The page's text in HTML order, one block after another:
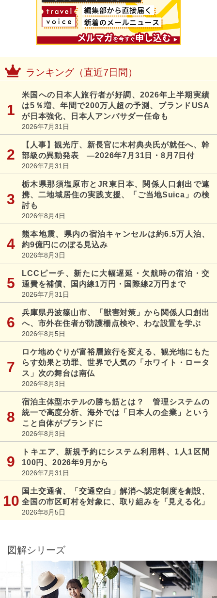
ランキング（直近7日間）
米国への日本人旅行者が好調、2026年上半期実績
は5％増、年間で200万人超の予測、ブランドUSA
が日本強化、日本人アンバサダー任命も
2026年7月31日
【人事】観光庁、新長官に木村典央氏が就任へ、幹
部級の異動発表 ―2026年7月31日・8月7日付
2026年7月31日
栃木県那須塩原市とJR東日本、関係人口創出で連
携、二地域居住の実践支援、「ご当地Suica」の検
討も
2026年8月4日
熊本地震、県内の宿泊キャンセルは約6.5万人泊、
約9億円にのぼる見込み
2026年8月3日
LCCピーチ、新たに大幅遅延・欠航時の宿泊・交
通費を補償、国内線1万円・国際線2万円まで
2026年7月31日
兵庫県丹波篠山市、「獣害対策」から関係人口創出
へ、市外在住者が防護柵点検や、わな設置を学ぶ
2026年8月5日
ロケ地めぐりが富裕層旅行を変える、観光地にもた
らす効果と功罪、世界で人気の「ホワイト・ロータ
ス」次の舞台は南仏
2026年8月3日
宿泊主体型ホテルの勝ち筋とは？ 管理システムの
統一で高度分析、海外では「日本人の企業」という
こと自体がブランドに
2026年8月3日
トキエア、新規予約にシステム利用料、1人1区間
100円、2026年9月から
2026年7月31日
国土交通省、「交通空白」解消へ認定制度を創設、
全国の市区町村を対象に、取り組みを「見える化」
2026年8月5日
図解シリーズ